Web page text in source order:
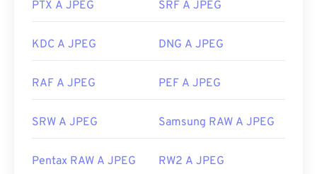
Utilizza il nostro
Selettore colori per scegliere i
I file JPEG si aprono automaticamente sui browser
Microsoft come
Microsoft Foto e sulle applicazioni
Sviluppato da:
Joint Photographic Experts Group
Link utili:
PTX A JPEG SRF A JPEG
KDC A JPEG DNG A JPEG
RAF A JPEG PEF A JPEG
SRW A JPEG Samsung RAW A JPEG
Pentax RAW A JPEG RW2 A JPEG